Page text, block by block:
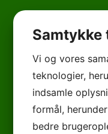
Vi og vores
teknologier,
indsamle
formål,
bedre